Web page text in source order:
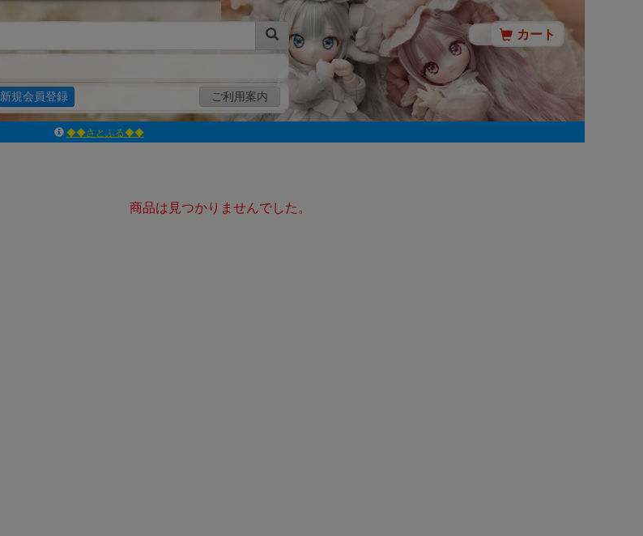
新規会員登録 ご利用案内
カート
◆◆さとふる◆◆
ｱｿﾞﾝﾚｰﾍﾞﾙｼｮｯﾌﾟ楽天市場店
よくあるご質問（Q&A）商品は見つかりませんでした。